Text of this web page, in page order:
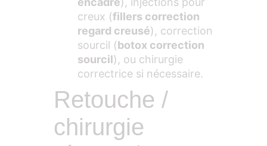
creux (fillers correction
regard creusé), correction
sourcil (botox correction
sourcil), ou chirurgie
correctrice si nécessaire.
Retouche /
chirurgie